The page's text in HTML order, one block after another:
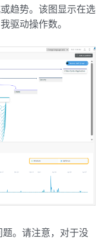
趋势。该图显示在选
驱动操作数。
题。请注意，对于没